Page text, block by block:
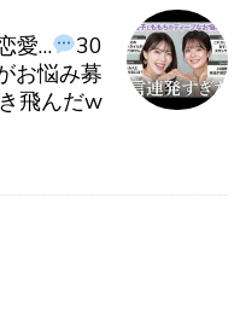
愛…
30
お悩み募
飛んだw